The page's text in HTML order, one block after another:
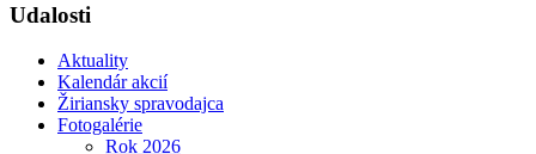
Udalosti
Aktuality
Kalendár akcií
Žiriansky spravodajca
Fotogalérie
Rok 2026